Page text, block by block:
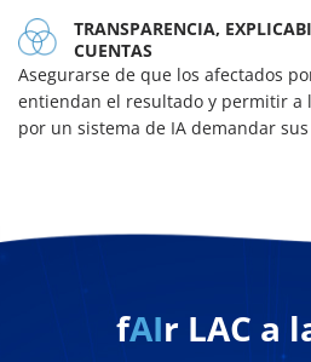
TRANSPARENCIA,
CUENTAS
Asegurarse de que los afectados
entiendan el resultado y permitir a
por un sistema de IA demandar
fAIr LAC a